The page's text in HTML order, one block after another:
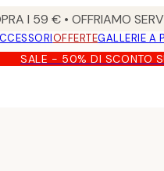
I 59 € • OFFRIAMO
OFFERTEGALLERIE A
SALE - 50% DI SCONTO